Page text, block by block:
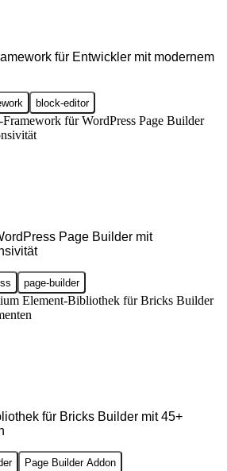
für Entwickler mit modernem
block-editor
Page Builder mit
page-builder
für Bricks Builder mit 45+
Page Builder Addon